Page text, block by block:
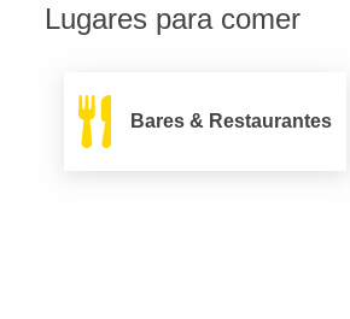
Lugares para comer
Bares & Restaurantes